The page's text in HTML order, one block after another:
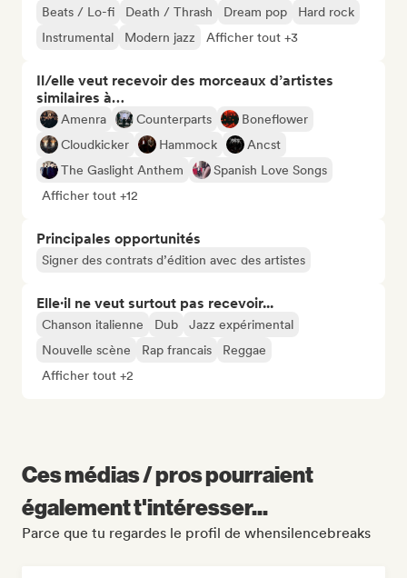
Beats / Lo-fi Death / Thrash Dream pop
Hard rock
Instrumental
Modern jazz Afficher tout +3
Il/elle veut recevoir des morceaux d’artistes
similaires à…
Amenra Counterparts
Boneflower
Cloudkicker
Hammock
Ancst
The Gaslight Anthem
Spanish Love Songs
Afficher tout +12
Principales opportunités
Signer des contrats d’édition avec des artistes
Elle·il ne veut surtout pas recevoir...
Chanson italienne Dub
Jazz expérimental
Nouvelle scène
Rap francais
Reggae
Afficher tout +2
Ces médias / pros pourraient
également t'intéresser...
Parce que tu regardes le profil de whensilencebreaks